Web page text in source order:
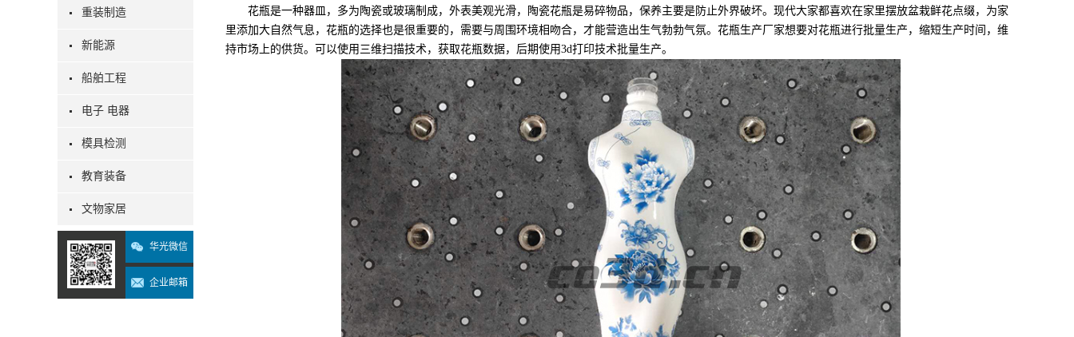
重装制造
新能源
船舶工程
电子 电器
模具检测
教育装备
文物家居
华光微信
企业邮箱
花瓶是一种器皿，多为陶瓷或玻璃制成，外表美观光滑，陶瓷花瓶是易碎物品，保养主要是防止外界破坏。现代大家都喜欢在家里摆放盆栽鲜花点缀，为家
里添加大自然气息，花瓶的选择也是很重要的，需要与周围环境相吻合，才能营造出生气勃勃气氛。花瓶生产厂家想要对花瓶进行批量生产，缩短生产时间，维
持市场上的供货。可以使用三维扫描技术，获取花瓶数据，后期使用3d打印技术批量生产。